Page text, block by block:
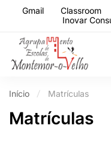
Gmail Classroom
Inovar
Início Matrículas
Matrículas